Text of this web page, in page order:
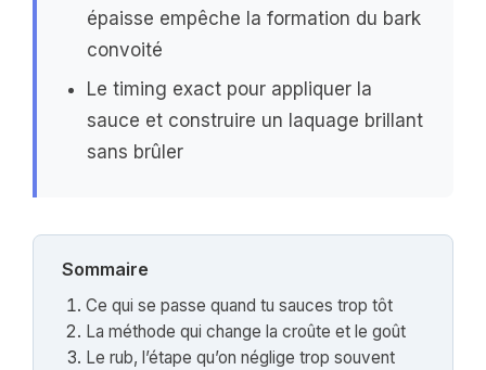
épaisse empêche la formation du bark
convoité
Le timing exact pour appliquer la
sauce et construire un laquage brillant
sans brûler
Sommaire
Ce qui se passe quand tu sauces trop tôt
La méthode qui change la croûte et le goût
Le rub, l’étape qu’on néglige trop souvent